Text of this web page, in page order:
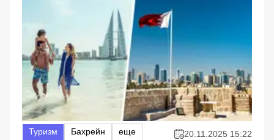
Туризм Бахрейн еще 20.11.2025 15:22